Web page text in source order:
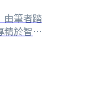
由筆者踏
精於智慧